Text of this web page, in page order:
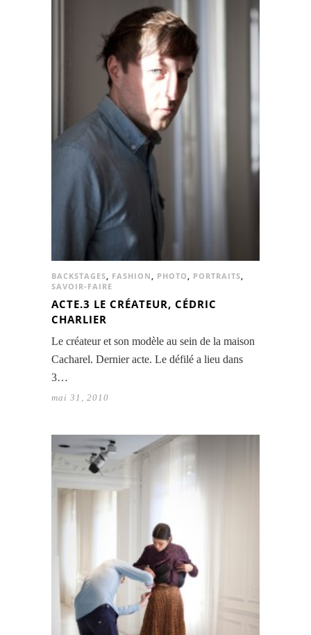
BACKSTAGES FASHION PHOTO PORTRAITS
SAVOIR-FAIRE
ACTE.3 LE CRÉATEUR, CÉDRIC
CHARLIER
Le créateur et son modèle au sein de la maison
Cacharel. Dernier acte. Le défilé a lieu dans
3…
mai 31, 2010